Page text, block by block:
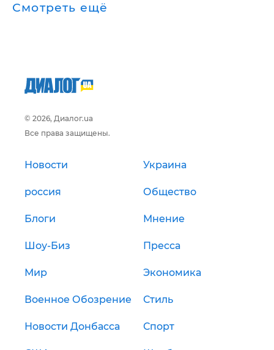
Смотреть ещё
© 2026, Диалог.ua
Все права защищены.
Новости Украина
россия Общество
Блоги Мнение
Шоу-Биз Пресса
Мир Экономика
Военное Обозрение Стиль
Новости Донбасса Спорт